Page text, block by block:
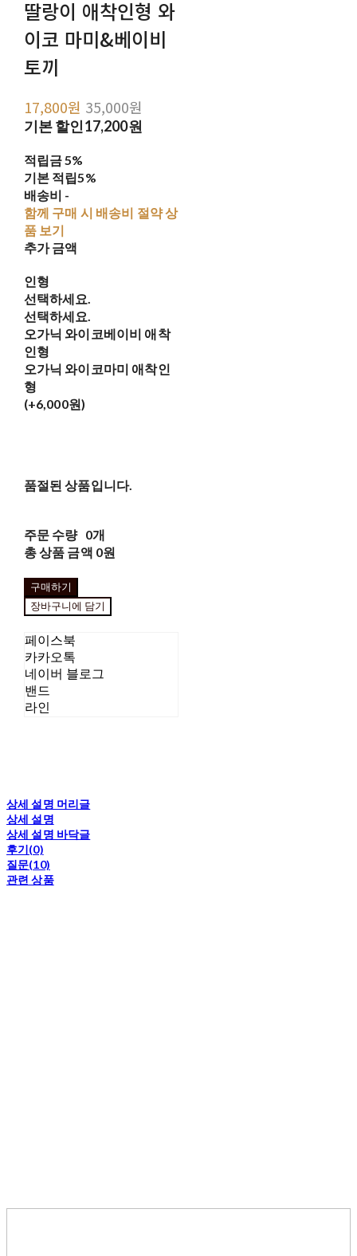
딸랑이 애착인형 와
이코 마미&베이비
토끼
17,800원 35,000원
기본 할인17,200원
적립금5%
기본 적립5%
배송비 -
함께 구매 시 배송비 절약 상
품 보기
추가 금액
인형
선택하세요.
선택하세요.
오가닉 와이코베이비 애착
인형
오가닉 와이코마미 애착인
형
(+6,000원)
품절된 상품입니다.
주문 수량 0개
총 상품 금액 0원
구매하기
장바구니에 담기
페이스북
카카오톡
네이버 블로그
밴드
라인
상세 설명 머리글
상세 설명
상세 설명 바닥글
후기(0)
질문(10)
관련 상품